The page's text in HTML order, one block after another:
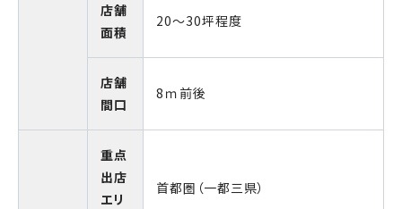
店舗
面積
20～30坪程度
店舗
間口
8ｍ前後
重点
出店
エリ
首都圏（一都三県）